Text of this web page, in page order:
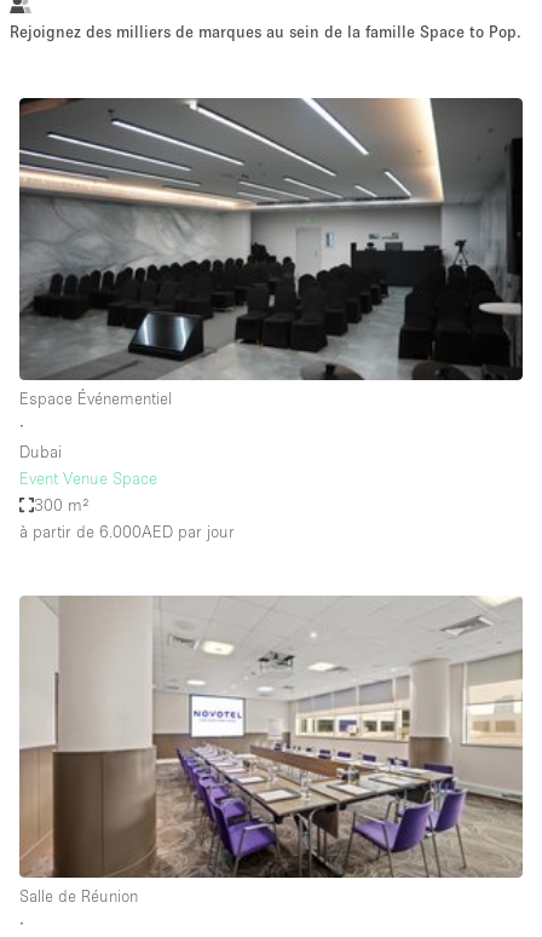
Vente au
Showroom Événement Art Alimentation
Séance de
photo
Conférence Réunion Bureaux
Local
Commercial
Partagé
Type de l'espace
Atelier
Boutique en Partage
Camion / Fourgon
Entrepôt / Espace Stockage / Box
Espace Atypique / Unique
Rejoignez des milliers de marques au sein de la famille Space to Pop.
Espace Événementiel
∙
Dubai
Event Venue Space
300 m²
à partir de 6.000AED par jour
Salle de Réunion
∙